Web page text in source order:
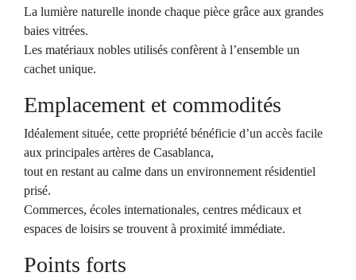
La lumière naturelle inonde chaque pièce grâce aux grandes
baies vitrées.
Les matériaux nobles utilisés confèrent à l’ensemble un
cachet unique.
Emplacement et commodités
Idéalement située, cette propriété bénéficie d’un accès facile
aux principales artères de Casablanca,
tout en restant au calme dans un environnement résidentiel
prisé.
Commerces, écoles internationales, centres médicaux et
espaces de loisirs se trouvent à proximité immédiate.
Points forts